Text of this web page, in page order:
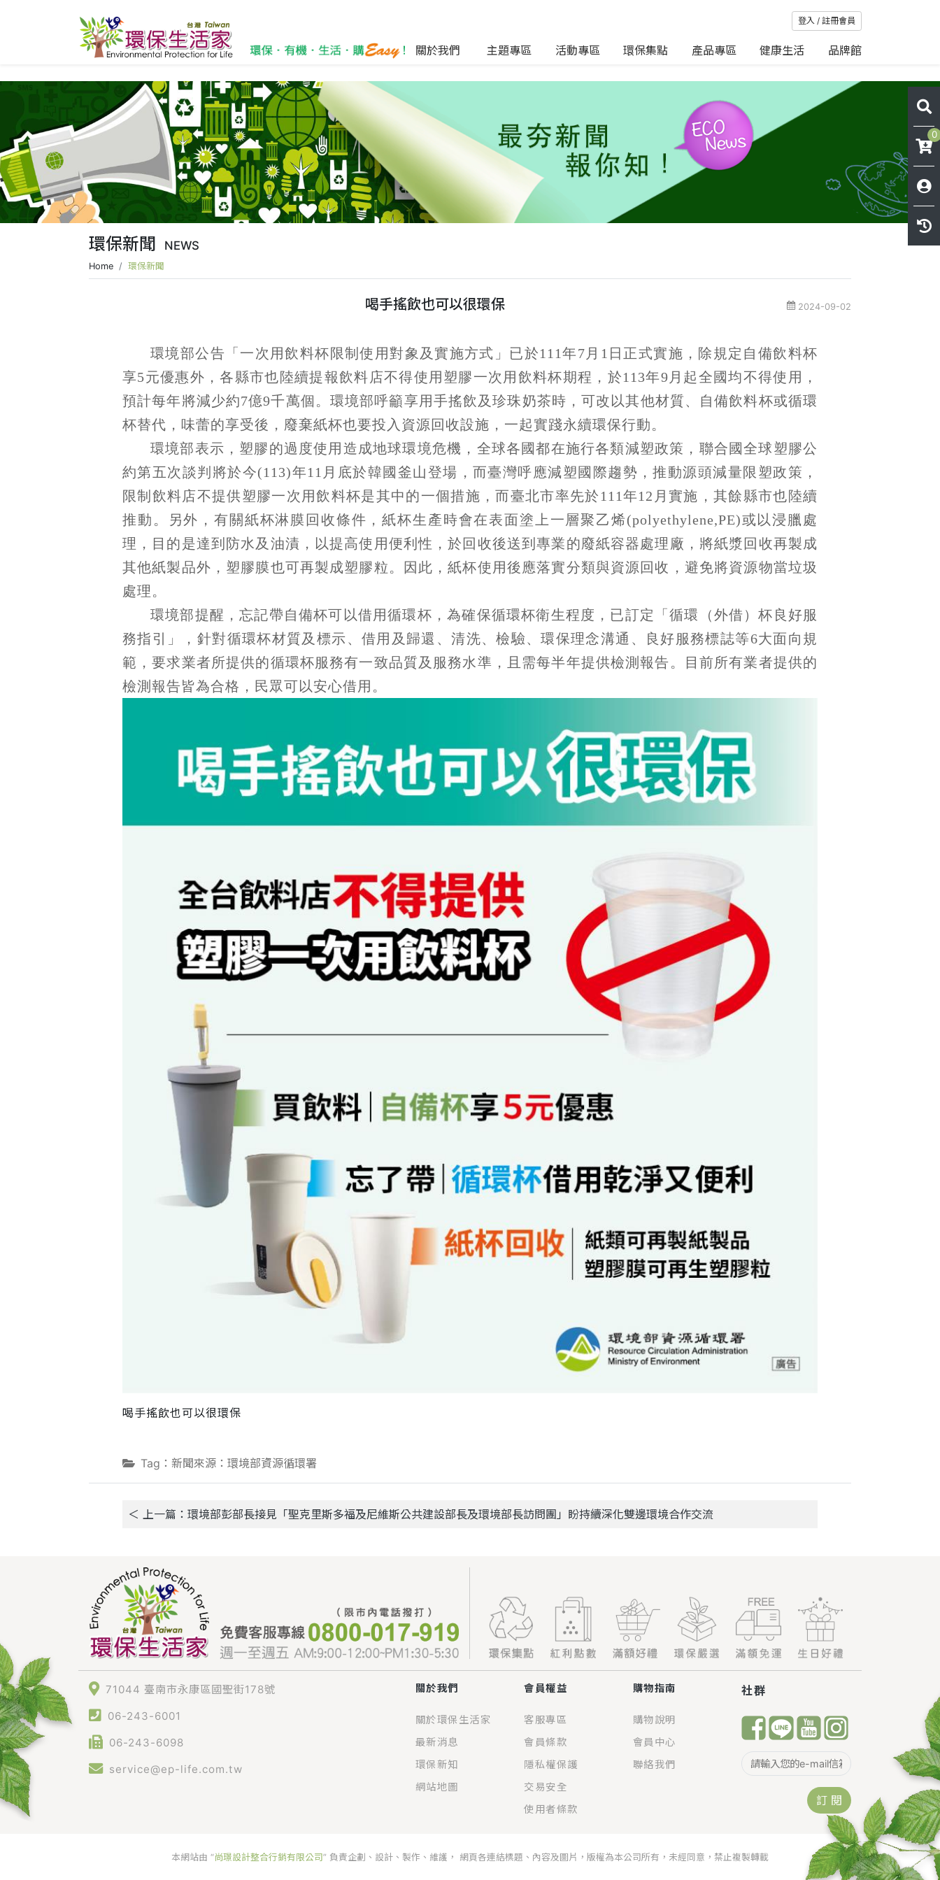
登入 / 註冊會員
關於我們 主題專區 活動專區 環保集點 產品專區 健康生活 品牌館
0
環保新聞 NEWS
Home 環保新聞
喝手搖飲也可以很環保 2024-09-02
環境部公告「一次用飲料杯限制使用對象及實施方式」已於111年7月1日正式實施，除規定自備飲料杯
享5元優惠外，各縣市也陸續提報飲料店不得使用塑膠一次用飲料杯期程，於113年9月起全國均不得使用，
預計每年將減少約7億9千萬個。環境部呼籲享用手搖飲及珍珠奶茶時，可改以其他材質、自備飲料杯或循環
杯替代，味蕾的享受後，廢棄紙杯也要投入資源回收設施，一起實踐永續環保行動。
環境部表示，塑膠的過度使用造成地球環境危機，全球各國都在施行各類減塑政策，聯合國全球塑膠公
約第五次談判將於今(113)年11月底於韓國釜山登場，而臺灣呼應減塑國際趨勢，推動源頭減量限塑政策，
限制飲料店不提供塑膠一次用飲料杯是其中的一個措施，而臺北市率先於111年12月實施，其餘縣市也陸續
推動。另外，有關紙杯淋膜回收條件，紙杯生產時會在表面塗上一層聚乙烯(polyethylene,PE)或以浸臘處
理，目的是達到防水及油漬，以提高使用便利性，於回收後送到專業的廢紙容器處理廠，將紙漿回收再製成
其他紙製品外，塑膠膜也可再製成塑膠粒。因此，紙杯使用後應落實分類與資源回收，避免將資源物當垃圾
處理。
環境部提醒，忘記帶自備杯可以借用循環杯，為確保循環杯衛生程度，已訂定「循環（外借）杯良好服
務指引」，針對循環杯材質及標示、借用及歸還、清洗、檢驗、環保理念溝通、良好服務標誌等6大面向規
範，要求業者所提供的循環杯服務有一致品質及服務水準，且需每半年提供檢測報告。目前所有業者提供的
檢測報告皆為合格，民眾可以安心借用。
喝手搖飲也可以很環保
Tag：新聞來源：環境部資源循環署
＜ 上一篇：環境部彭部長接見「聖克里斯多福及尼維斯公共建設部長及環境部長訪問團」盼持續深化雙邊環境合作交流
71044 臺南市永康區國聖街178號
06-243-6001
06-243-6098
service@ep-life.com.tw
關於我們
關於環保生活家
最新消息
環保新知
網站地圖
會員權益
客服專區
會員條款
隱私權保護
交易安全
使用者條款
購物指南
購物說明
會員中心
聯絡我們
社群
訂 閱
本網站由 “尚璟設計整合行銷有限公司” 負責企劃、設計、製作、維護， 網頁各連結標題、內容及圖片，版權為本公司所有，未經同意，禁止複製轉載